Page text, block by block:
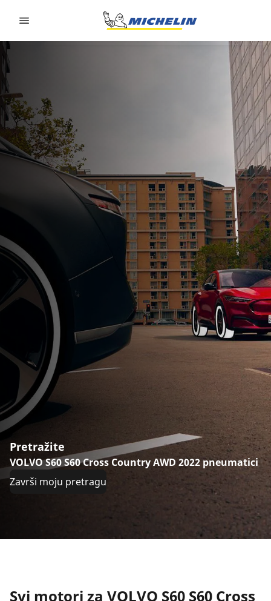
Pretražite
VOLVO S60 S60 Cross Country AWD 2022 pneumatici
Završi moju pretragu
Svi motori za VOLVO S60 S60 Cross